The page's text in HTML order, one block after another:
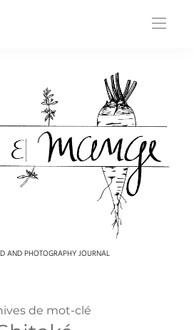
AND PHOTOGRAPHY JOURNAL
de mot-clé